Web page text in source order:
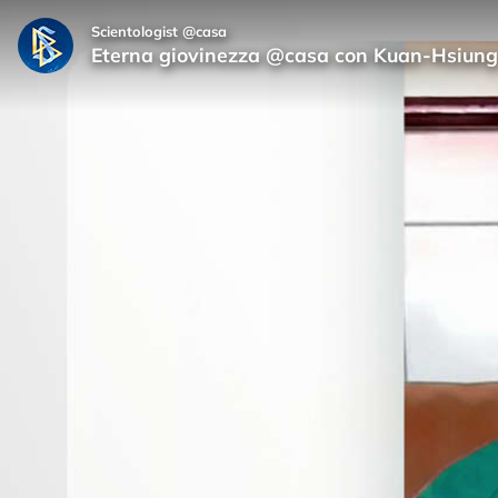
Scientologist @casa
Eterna giovinezza @casa con Kuan‑Hsiung